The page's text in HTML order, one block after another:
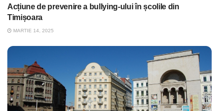
Acțiune de prevenire a bullying-ului în școlile din
Timișoara
MARTIE 14, 2025